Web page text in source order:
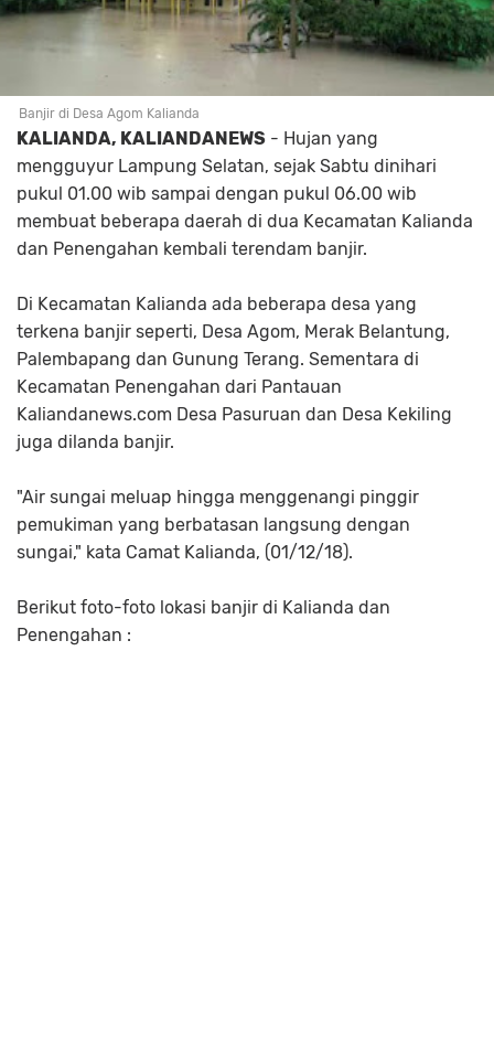
Banjir di Desa Agom Kalianda
KALIANDA, KALIANDANEWS - Hujan yang
mengguyur Lampung Selatan, sejak Sabtu dinihari
pukul 01.00 wib sampai dengan pukul 06.00 wib
membuat beberapa daerah di dua Kecamatan Kalianda
dan Penengahan kembali terendam banjir.
Di Kecamatan Kalianda ada beberapa desa yang
terkena banjir seperti, Desa Agom, Merak Belantung,
Palembapang dan Gunung Terang. Sementara di
Kecamatan Penengahan dari Pantauan
Kaliandanews.com Desa Pasuruan dan Desa Kekiling
juga dilanda banjir.
"Air sungai meluap hingga menggenangi pinggir
pemukiman yang berbatasan langsung dengan
sungai," kata Camat Kalianda, (01/12/18).
Berikut foto-foto lokasi banjir di Kalianda dan
Penengahan :